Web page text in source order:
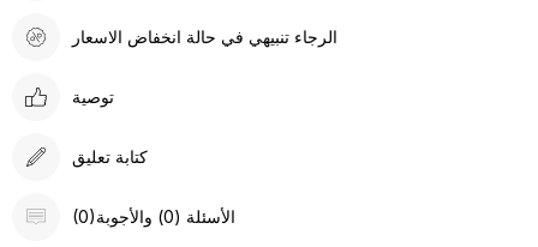
الرجاء تنبيهي في حالة انخفاض الاسعار
توصية
كتابة تعليق
(0)الأسئلة (0) والأجوبة